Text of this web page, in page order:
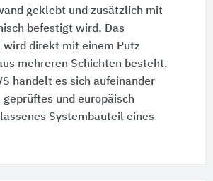
geklebt und zusätzlich mit
befestigt wird. Das
wird direkt mit einem Putz
mehreren Schichten besteht.
handelt es sich aufeinander
und europäisch
Systembauteil eines